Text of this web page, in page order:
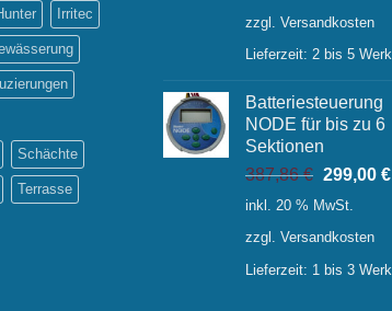
Irritec
Schächte
Terrasse
zzgl. Versandkosten
Lieferzeit: 2 bis 5
Batteriesteuerung
NODE für bis zu 6
Sektionen
387,86€
Preis
387,86 €
299,00 €
inkl. 20 % MwSt.
zzgl. Versandkosten
Lieferzeit: 1 bis 3